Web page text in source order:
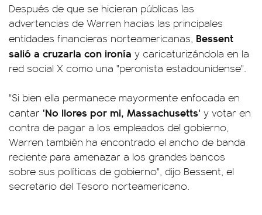
Después de que se hicieran públicas las
advertencias de Warren hacias las principales
entidades financieras norteamericanas, Bessent
salió a cruzarla con ironía y caricaturizándola en la
red social X como una "peronista estadounidense".
"Si bien ella permanece mayormente enfocada en
cantar 'No llores por mi, Massachusetts' y votar en
contra de pagar a los empleados del gobierno,
Warren también ha encontrado el ancho de banda
reciente para amenazar a los grandes bancos
sobre sus políticas de gobierno", dijo Bessent, el
secretario del Tesoro norteamericano.